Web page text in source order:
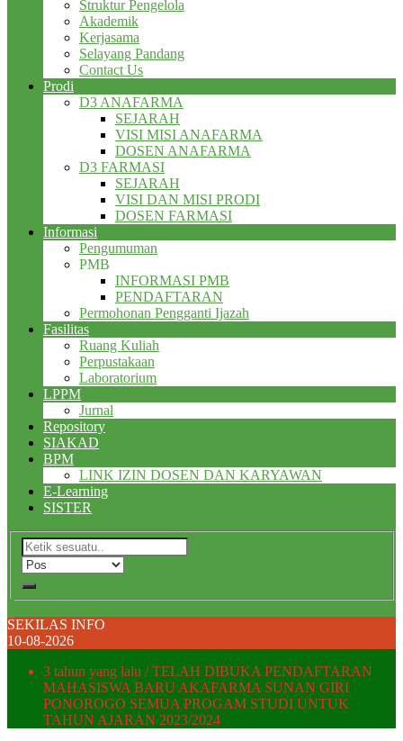
Struktur Pengelola
Akademik
Kerjasama
Selayang Pandang
Contact Us
Prodi
D3 ANAFARMA
SEJARAH
VISI MISI ANAFARMA
DOSEN ANAFARMA
D3 FARMASI
SEJARAH
VISI DAN MISI PRODI
DOSEN FARMASI
Informasi
Pengumuman
PMB
INFORMASI PMB
PENDAFTARAN
Permohonan Pengganti Ijazah
Fasilitas
Ruang Kuliah
Perpustakaan
Laboratorium
LPPM
Jurnal
Repository
SIAKAD
BPM
LINK IZIN DOSEN DAN KARYAWAN
E-Learning
SISTER
SEKILAS INFO
10-08-2026
3 tahun yang lalu / TELAH DIBUKA PENDAFTARAN
MAHASISWA BARU AKAFARMA SUNAN GIRI
PONOROGO SEMUA PROGAM STUDI UNTUK
TAHUN AJARAN 2023/2024